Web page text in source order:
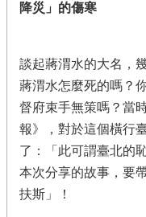
降災」的傷寒
談起蔣渭水的大名，
蔣渭水怎麼死的嗎？
督府束手無策嗎？當
報》，對於這個橫行
了：「此可謂臺北的
本次分享的故事，要
扶斯」！